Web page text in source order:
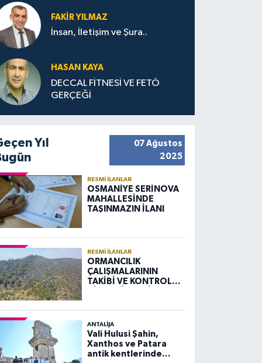
FAKIR YILMAZ
İnsan, İletişim ve Şura..
HASAN KAYA
DECCAL FİTNESİ VE FETÖ
GERÇEĞİ
Yıl
07 Ağustos
2025
RESMI İLANLAR
OSMANİYE SERİNOVA
MAHALLESİNDE
TAŞINMAZIN İLANI
RESMI İLANLAR
ORMANCILIK
ÇALIŞMALARININ
TAKİBİ VE KONTROLÜ
ANTALIJA
Vali Hulusi Şahin,
Xanthos ve Patara
antik kentlerinde